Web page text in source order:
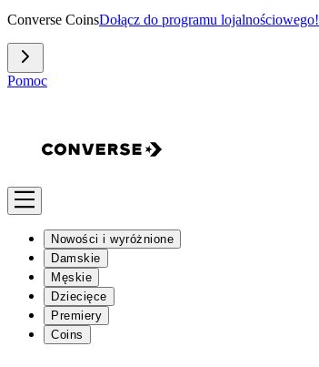
Converse CoinsDołącz do programu lojalnościowego!
Pomoc
Nowości i wyróżnione
Damskie
Męskie
Dziecięce
Premiery
Coins